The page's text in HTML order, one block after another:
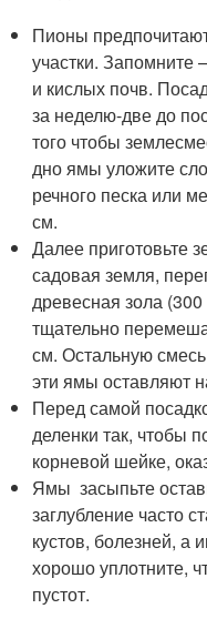
Пионы
участки. Запомните
и кислых почв.
за неделю-две до
того чтобы
дно ямы уложите
речного песка или
см.
Далее приготовьте
садовая земля,
древесная зола
тщательно
см. Остальную
эти ямы оставляют
Перед самой
деленки так, чтобы
корневой шейке,
Ямы засыпьте
заглубление часто
кустов, болезней, а
хорошо уплотните,
пустот.